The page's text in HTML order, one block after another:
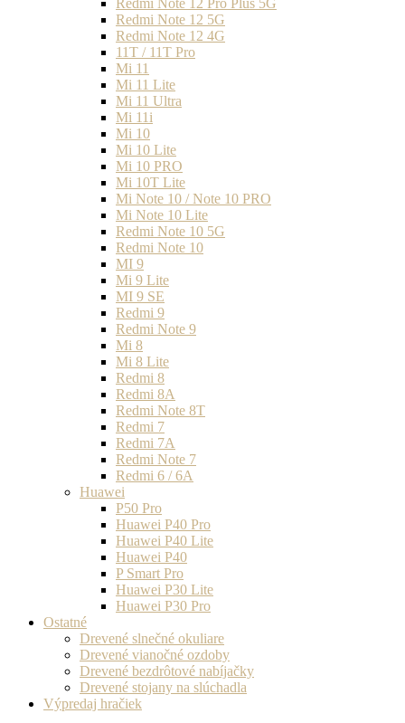
Redmi Note 12 Pro Plus 5G
Redmi Note 12 5G
Redmi Note 12 4G
11T / 11T Pro
Mi 11
Mi 11 Lite
Mi 11 Ultra
Mi 11i
Mi 10
Mi 10 Lite
Mi 10 PRO
Mi 10T Lite
Mi Note 10 / Note 10 PRO
Mi Note 10 Lite
Redmi Note 10 5G
Redmi Note 10
MI 9
Mi 9 Lite
MI 9 SE
Redmi 9
Redmi Note 9
Mi 8
Mi 8 Lite
Redmi 8
Redmi 8A
Redmi Note 8T
Redmi 7
Redmi 7A
Redmi Note 7
Redmi 6 / 6A
Huawei
P50 Pro
Huawei P40 Pro
Huawei P40 Lite
Huawei P40
P Smart Pro
Huawei P30 Lite
Huawei P30 Pro
Ostatné
Drevené slnečné okuliare
Drevené vianočné ozdoby
Drevené bezdrôtové nabíjačky
Drevené stojany na slúchadla
Výpredaj hračiek